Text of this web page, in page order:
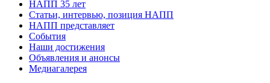
НАПП 35 лет
Статьи, интервью, позиция НАПП
НАПП представляет
События
Наши достижения
Объявления и анонсы
Медиагалерея